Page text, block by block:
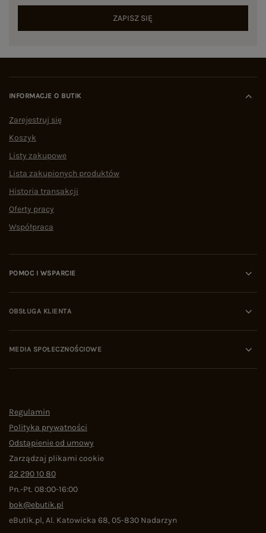
ZAPISZ SIĘ
INFORMACJE O BUTIK
Zarejestruj się
Koszyk
Listy zakupowe
Lista zakupionych produktów
Historia transakcji
Oferty pracy
Współpraca
POMOC I WSPARCIE
OBSŁUGA KLIENTA
MEDIA SPOŁECZNOŚCIOWE
Regulamin
Polityka prywatności
Odstąpienie od umowy
Zarządzaj plikami cookie
22 290 10 80
Pn.-Pt. 08:00-16:00
bok@ebutik.pl
eButik.pl,Al. Katowicka 68,05-830 Nadarzyn